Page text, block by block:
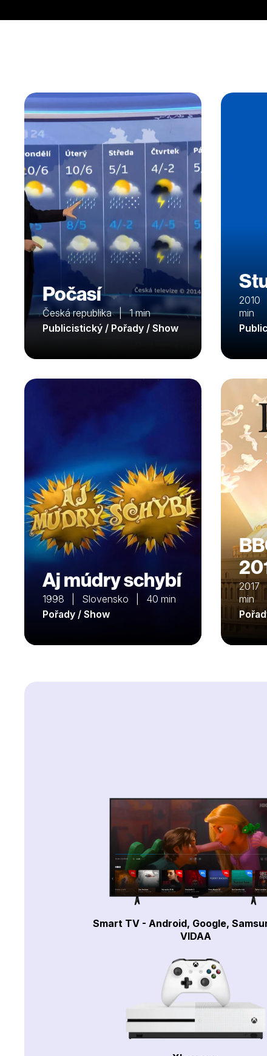
Počasí
Česká republika | 1 min
Publicistický / Pořady / Show
2010
min
Aj múdry schybí
1998 | Slovensko | 40 min
Pořady / Show
2017
min
Smart TV - Android, Google,
VIDAA